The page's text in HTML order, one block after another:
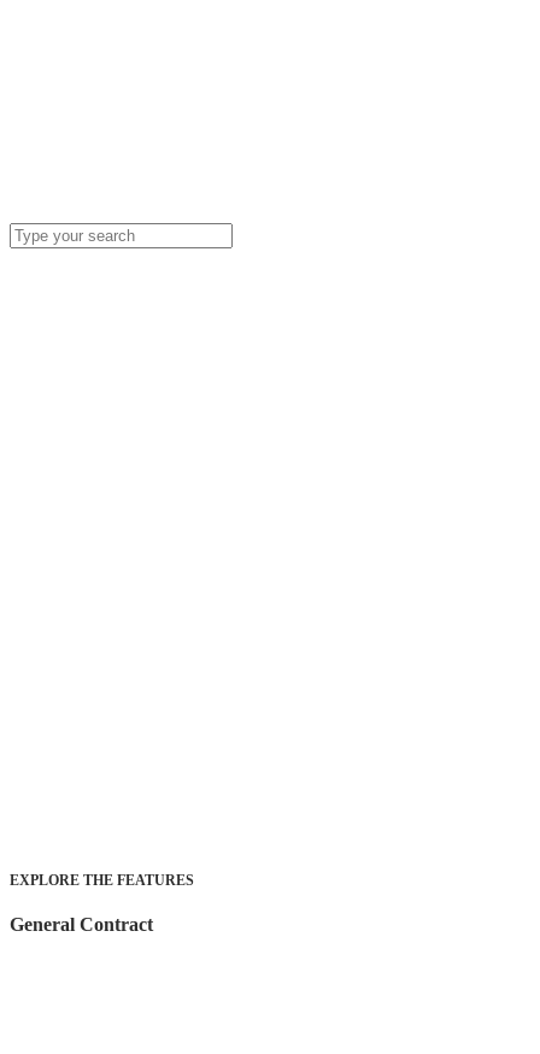
EXPLORE THE FEATURES
General Contract